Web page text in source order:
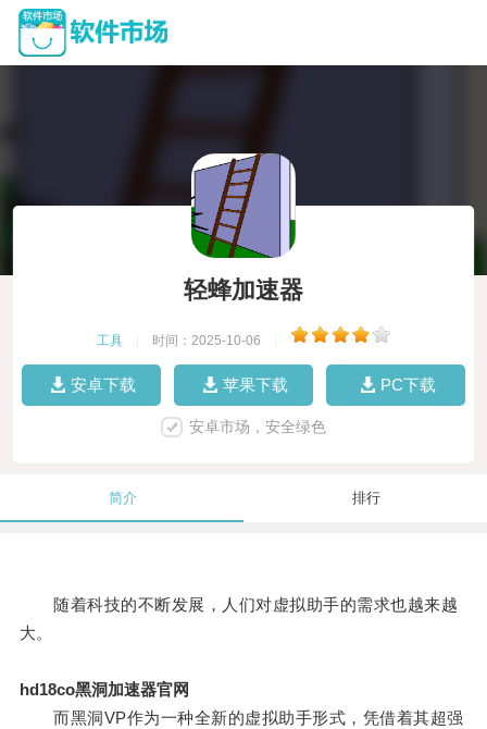
轻蜂加速器
工具 时间：2025-10-06
安卓下载 苹果下载 PC下载
安卓市场，安全绿色
简介 排行
随着科技的不断发展，人们对虚拟助手的需求也越来越
大。
hd18co黑洞加速器官网
而黑洞VP作为一种全新的虚拟助手形式，凭借着其超强